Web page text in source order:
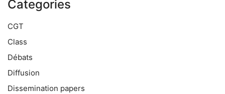
Categories
CGT
Class
Débats
Diffusion
Dissemination papers